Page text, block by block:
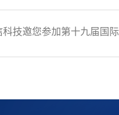
技邀您参加第十九届国际物